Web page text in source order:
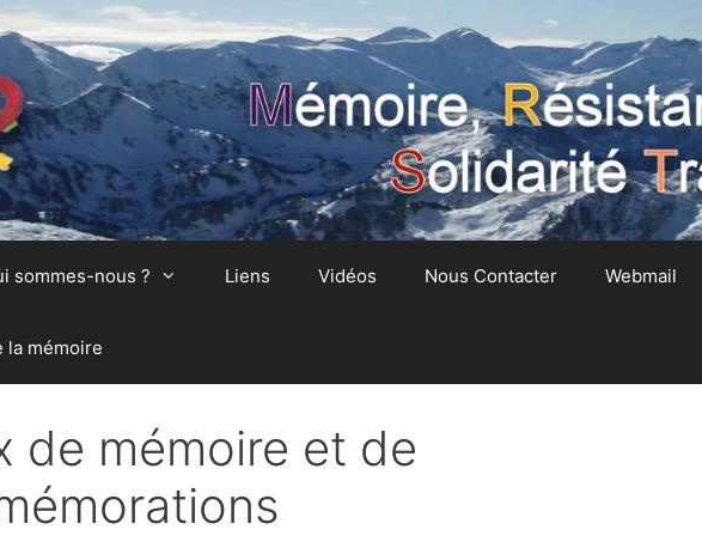
sommes-nous ? Liens Vidéos Nous Contacter Webmail
la mémoire
de mémoire et de